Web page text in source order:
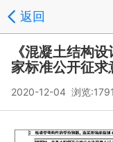
返回
《混凝土结构
家标准公开征求
2020-12-04 浏览: